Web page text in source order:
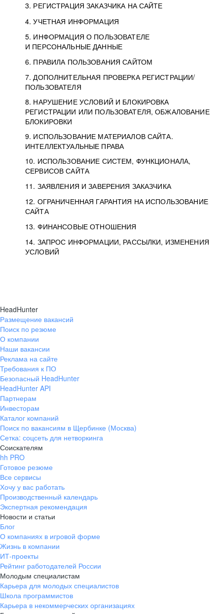
3. РЕГИСТРАЦИЯ ЗАКАЗЧИКА НА САЙТЕ
4. УЧЕТНАЯ ИНФОРМАЦИЯ
5. ИНФОРМАЦИЯ О ПОЛЬЗОВАТЕЛЕ
И ПЕРСОНАЛЬНЫЕ ДАННЫЕ
6. ПРАВИЛА ПОЛЬЗОВАНИЯ САЙТОМ
7. ДОПОЛНИТЕЛЬНАЯ ПРОВЕРКА РЕГИСТРАЦИИ/
ПОЛЬЗОВАТЕЛЯ
8. НАРУШЕНИЕ УСЛОВИЙ И БЛОКИРОВКА
РЕГИСТРАЦИИ ИЛИ ПОЛЬЗОВАТЕЛЯ, ОБЖАЛОВАНИЕ
БЛОКИРОВКИ
9. ИСПОЛЬЗОВАНИЕ МАТЕРИАЛОВ САЙТА.
ИНТЕЛЛЕКТУАЛЬНЫЕ ПРАВА
10. ИСПОЛЬЗОВАНИЕ СИСТЕМ, ФУНКЦИОНАЛА,
СЕРВИСОВ САЙТА
11. ЗАЯВЛЕНИЯ И ЗАВЕРЕНИЯ ЗАКАЗЧИКА
12. ОГРАНИЧЕННАЯ ГАРАНТИЯ НА ИСПОЛЬЗОВАНИЕ
САЙТА
13. ФИНАНСОВЫЕ ОТНОШЕНИЯ
14. ЗАПРОС ИНФОРМАЦИИ, РАССЫЛКИ, ИЗМЕНЕНИЯ
УСЛОВИЙ
HeadHunter
Размещение вакансий
Поиск по резюме
О компании
Наши вакансии
Реклама на сайте
Требования к ПО
Безопасный HeadHunter
HeadHunter API
Партнерам
Инвесторам
Каталог компаний
Поиск по вакансиям в Щербинке (Москва)
Сетка: соцсеть для нетворкинга
Соискателям
hh PRO
Готовое резюме
Все сервисы
Хочу у вас работать
Производственный календарь
Экспертная рекомендация
Новости и статьи
Блог
О компаниях в игровой форме
Жизнь в компании
ИТ-проекты
Рейтинг работодателей России
Молодым специалистам
Карьера для молодых специалистов
Школа программистов
Карьера в некоммерческих организациях